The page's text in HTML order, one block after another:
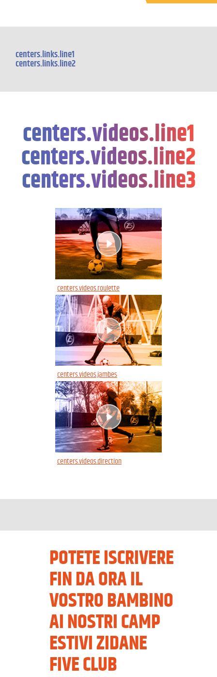
centers.links.line1
centers.links.line2
centers.videos.line1
centers.videos.line2
centers.videos.line3
centers.videos.roulette
centers.videos.jambes
centers.videos.direction
POTETE ISCRIVERE
FIN DA ORA IL
VOSTRO BAMBINO
AI NOSTRI CAMP
ESTIVI ZIDANE
FIVE CLUB